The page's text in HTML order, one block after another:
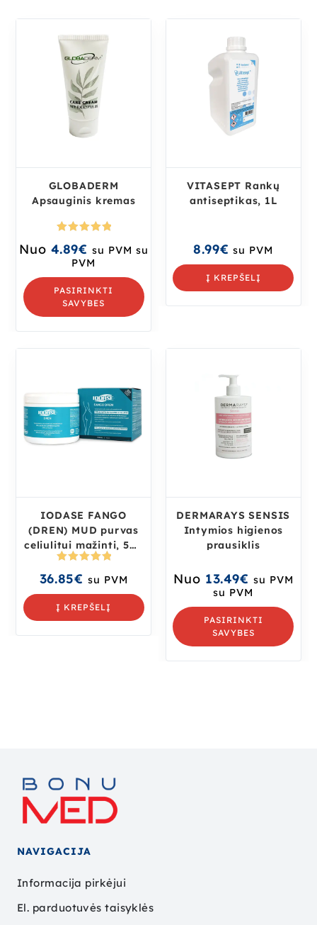
GLOBADERM
Apsauginis kremas
s: 5.00 iš
Nuo 4.89€ su PVM su
PVM
PASIRINKTI
SAVYBES
VITASEPT Rankų
antiseptikas, 1L
8.99€ su PVM
Į KREPŠELĮ
IODASE FANGO
(DREN) MUD purvas
celiulitui mažinti, 500
g
s: 5.00iš
5
36.85€ su PVM
Į KREPŠELĮ
DERMARAYS SENSIS
Intymios higienos
prausiklis
Nuo 13.49€ su PVM
su PVM
PASIRINKTI
SAVYBES
NAVIGACIJA
Informacija pirkėjui
El. parduotuvės taisyklės